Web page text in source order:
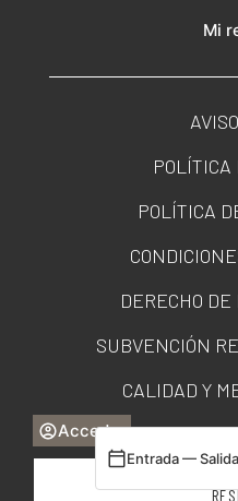
Acceder
Entrada — Salida
Mi
POLÍTICA
POLÍTICA
DERECHO
SUBVENCIÓN
CALIDAD Y
PORTAL DE